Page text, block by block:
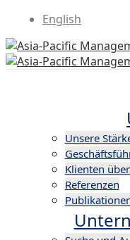
English
Unsere
Klienten
Referenzen